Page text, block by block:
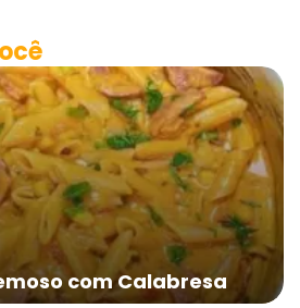
com Calabresa